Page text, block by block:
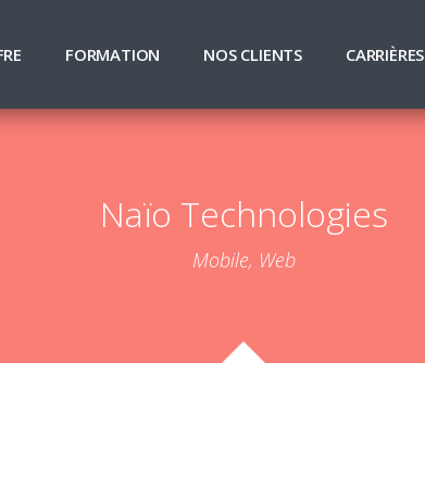
FORMATION NOS CLIENTS CARRIÈRES
Naïo Technologies
Mobile, Web